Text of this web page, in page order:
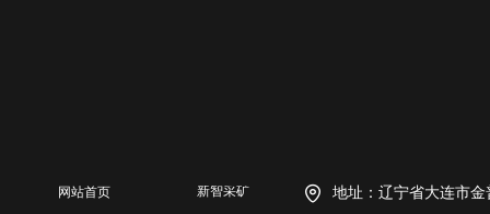
地址： 辽宁省大连市金
网站首页 新智采矿